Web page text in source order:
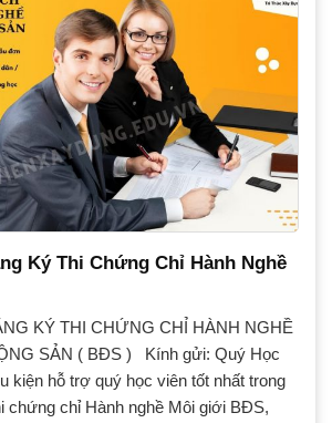
Ký Thi Chứng Chỉ Hành Nghề
KÝ THI CHỨNG CHỈ HÀNH NGHỀ
SẢN ( BĐS ) Kính gửi: Quý Học
kiện hỗ trợ quý học viên tốt nhất trong
chứng chỉ Hành nghề Môi giới BĐS,